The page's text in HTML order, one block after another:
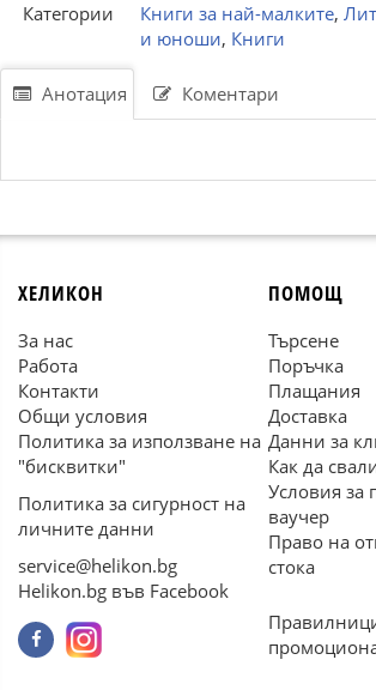
Категории
Книги за най-малките,
и юноши, Книги
Анотация Коментари
ХЕЛИКОН
За нас
Работа
Контакти
Общи условия
Политика за използване на
"бисквитки"
Политика за сигурност на
личните данни
service@helikon.bg
Helikon.bg във Facebook
ПОМОЩ
Търсене
Поръчка
Плащания
Доставка
Данни за
Как да
Условия за
ваучер
Право на
стока